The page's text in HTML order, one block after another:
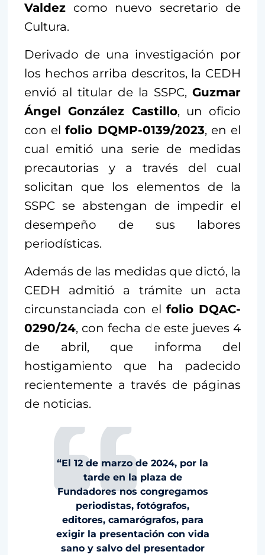
Valdez como nuevo secretario de
Cultura.
Derivado de una investigación por
los hechos arriba descritos, la CEDH
envió al titular de la SSPC, Guzmar
Ángel González Castillo, un oficio
con elfolio DQMP-0139/2023, en el
cual emitió una serie de medidas
precautorias y a través del cual
solicitan que los elementos de la
SSPC se abstengan de impedir el
desempeño de sus labores
periodísticas.
Además de las medidas que dictó, la
CEDH admitió a trámite un acta
circunstanciada con el folio DQAC-
0290/24, con fecha de este jueves 4
de abril, que informa del
hostigamiento que ha padecido
recientemente a través de páginas
de noticias.
“El 12 de marzo de 2024, por la
tarde en la plaza de
Fundadores nos congregamos
periodistas, fotógrafos,
editores, camarógrafos, para
exigir la presentación con vida
sano y salvo del presentador